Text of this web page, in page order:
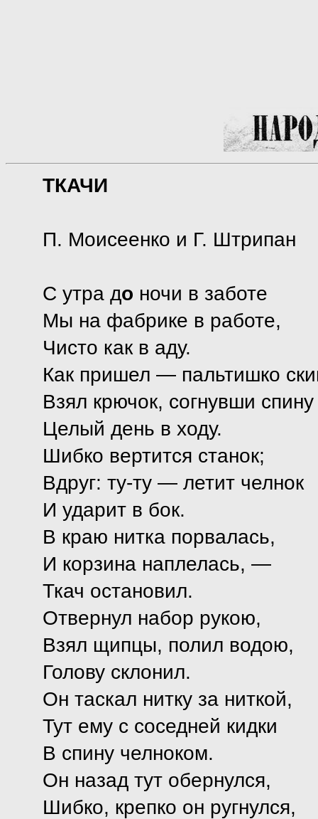
ТКАЧИ
П. Моисеенко и Г. Штрипан
С утра до ночи в заботе
Мы на фабрике в работе,
Чисто как в аду.
Как пришел — пальтишко
Взял крючок, согнувши спину
Целый день в ходу.
Шибко вертится станок;
Вдруг: ту-ту — летит челнок
И ударит в бок.
В краю нитка порвалась,
И корзина наплелась, —
Ткач остановил.
Отвернул набор рукою,
Взял щипцы, полил водою,
Голову склонил.
Он таскал нитку за ниткой,
Тут ему с соседней кидки
В спину челноком.
Он назад тут обернулся,
Шибко, крепко он ругнулся,